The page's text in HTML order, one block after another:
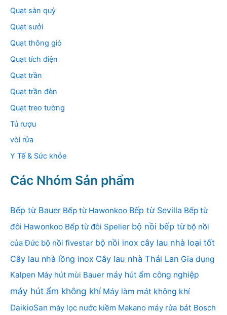
Quạt sàn quỳ
Quạt sưởi
Quạt thông gió
Quạt tích điện
Quạt trần
Quạt trần đèn
Quạt treo tường
Tủ rượu
vòi rửa
Y Tế & Sức khỏe
Các Nhóm Sản phẩm
Bếp từ Bauer Bếp từ Hawonkoo Bếp từ Sevilla Bếp từ
đôi Hawonkoo Bếp từ đôi Spelier bộ nồi bếp từ bộ nồi
của Đức bộ nồi fivestar bộ nồi inox cây lau nhà loại tốt
Cây lau nhà lồng inox Cây lau nhà Thái Lan Gia dụng
Kalpen Máy hút mùi Bauer máy hút ẩm công nghiệp
máy hút ẩm không khí Máy làm mát không khí
DaikioSan máy lọc nước kiềm Makano máy rửa bát Bosch